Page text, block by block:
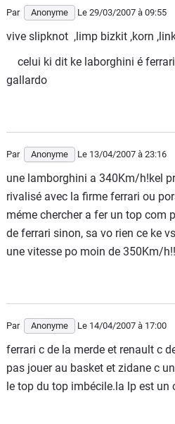
Par Anonyme Le 29/03/2007 à 09:55
vive slipknot ,limp bizkit ,korn
celui ki dit ke laborghini é
gallardo
Par Anonyme Le 13/04/2007 à 23:16
une lamborghini a 340Km/h!kel
rivalisé avec la firme ferrari ou
méme chercher a fer un top com
de ferrari sinon, sa vo rien ce ke
une vitesse po moin de 350Km/
Par Anonyme Le 14/04/2007 à 17:00
ferrari c de la merde et renault c
pas jouer au basket et zidane c
le top du top imbécile.la lp est un